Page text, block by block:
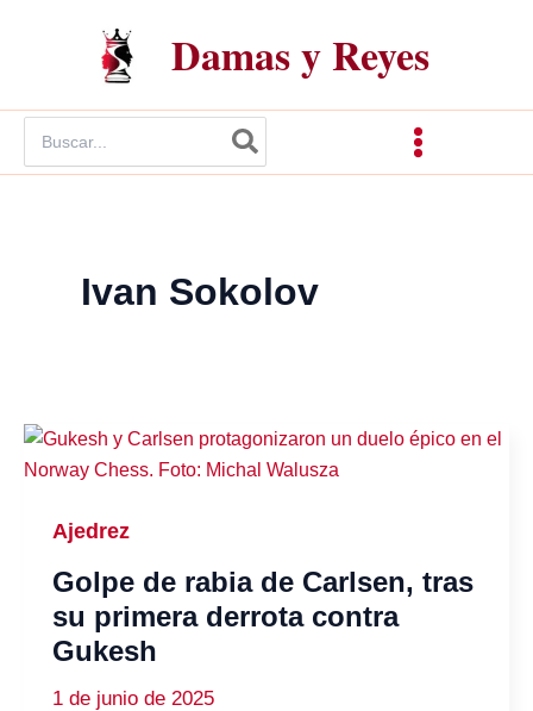
Damas y Reyes
por:
Ivan Sokolov
Ajedrez
Golpe de rabia de Carlsen, tras
su primera derrota contra
Gukesh
1 de junio de 2025